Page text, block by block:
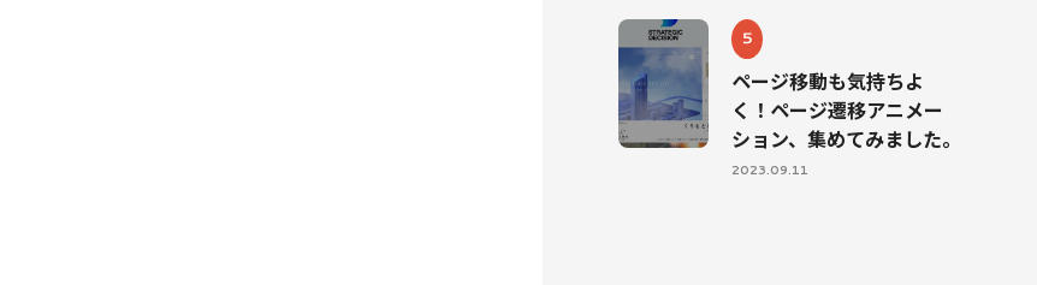
ページ移動も気持ちよ
く！ページ遷移アニメー
ション、集めてみました。
2023.09.11